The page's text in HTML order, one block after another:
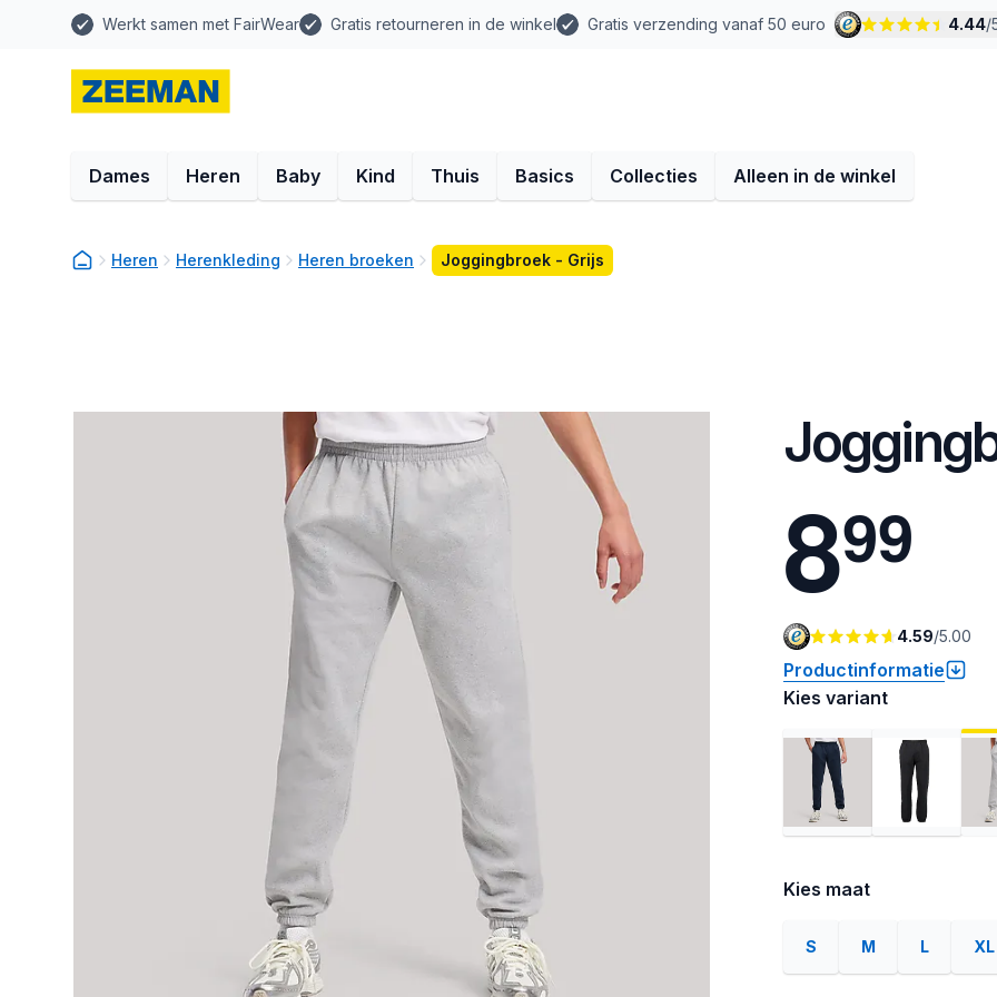
Werkt samen met FairWear Gratis retourneren in de winkel Gratis verzending vanaf 50 euro 4.44/
Dames Heren Baby Kind Thuis Basics Collecties Alleen in de winkel
Heren Herenkleding Heren broeken Joggingbroek - Grijs
899
4.59/5.00
Productinformatie
Kies variant
Kies maat
S M L XL